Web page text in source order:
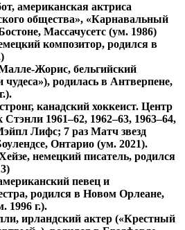
американская актриса
общества», «Карнавальный
Массачусетс (ум. 1986)
композитор, родился в
Жорис, бельгийский
чудеса»), родилась в Антверпене,
канадский хоккеист. Центр
1961–62, 1962–63, 1963–64,
Лифс; 7 раз Матч звезд
Онтарио (ум. 2021).
немецкий писатель, родился
певец и
родился в Новом Орлеане,
1996 г.).
ирландский актер («Крестный